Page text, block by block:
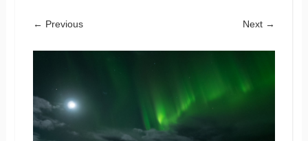
← Previous Next →